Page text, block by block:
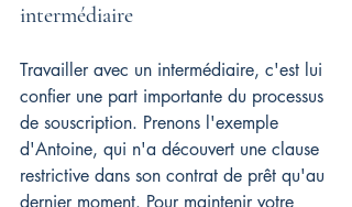
intermédiaire
Travailler avec un intermédiaire, c'est lui
confier une part importante du processus
de souscription. Prenons l'exemple
d'Antoine, qui n'a découvert une clause
restrictive dans son contrat de prêt qu'au
dernier moment. Pour maintenir votre